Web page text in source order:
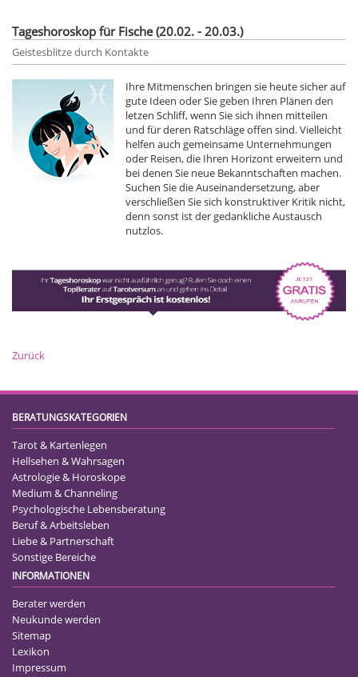
Tageshoroskop für Fische (20.02. - 20.03.)
Geistesblitze durch Kontakte
Ihre Mitmenschen bringen sie heute sicher auf
gute Ideen oder Sie geben Ihren Plänen den
letzen Schliff, wenn Sie sich ihnen mitteilen
und für deren Ratschläge offen sind. Vielleicht
helfen auch gemeinsame Unternehmungen
oder Reisen, die Ihren Horizont erweitern und
bei denen Sie neue Bekanntschaften machen.
Suchen Sie die Auseinandersetzung, aber
verschließen Sie sich konstruktiver Kritik nicht,
denn sonst ist der gedankliche Austausch
nutzlos.
Zurück
BERATUNGSKATEGORIEN
Tarot & Kartenlegen
Hellsehen & Wahrsagen
Astrologie & Horoskope
Medium & Channeling
Psychologische Lebensberatung
Beruf & Arbeitsleben
Liebe & Partnerschaft
Sonstige Bereiche
INFORMATIONEN
Berater werden
Neukunde werden
Sitemap
Lexikon
Impressum